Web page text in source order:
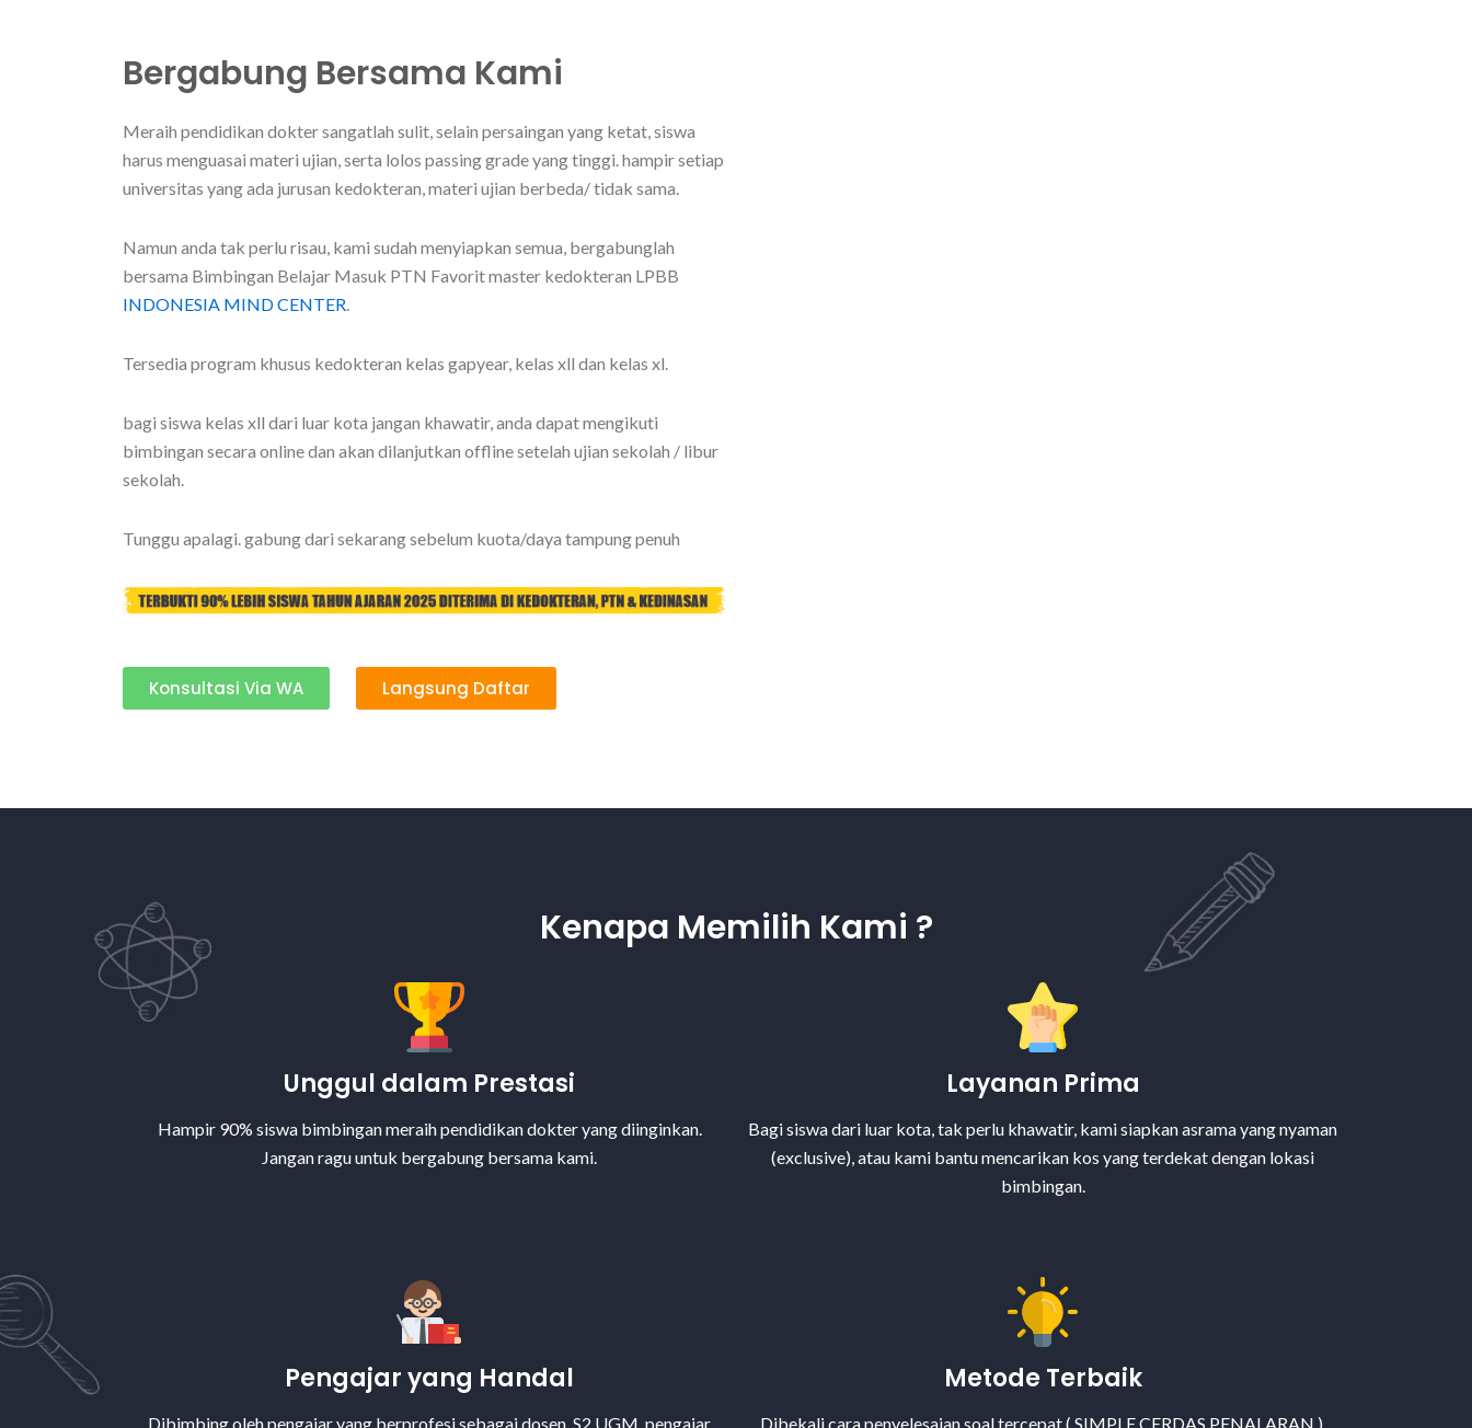
Bergabung Bersama Kami
Meraih pendidikan dokter sangatlah sulit, selain persaingan yang ketat, siswa
harus menguasai materi ujian, serta lolos passing grade yang tinggi. hampir setiap
universitas yang ada jurusan kedokteran, materi ujian berbeda/ tidak sama.
Namun anda tak perlu risau, kami sudah menyiapkan semua, bergabunglah
bersama Bimbingan Belajar Masuk PTN Favorit master kedokteran LPBB
INDONESIA MIND CENTER.
Tersedia program khusus kedokteran kelas gapyear, kelas xll dan kelas xl.
bagi siswa kelas xll dari luar kota jangan khawatir, anda dapat mengikuti
bimbingan secara online dan akan dilanjutkan offline setelah ujian sekolah / libur
sekolah.
Tunggu apalagi. gabung dari sekarang sebelum kuota/daya tampung penuh
Konsultasi Via WA Langsung Daftar
Kenapa Memilih Kami ?
Unggul dalam Prestasi
Hampir 90% siswa bimbingan meraih pendidikan dokter yang diinginkan.
Jangan ragu untuk bergabung bersama kami.
Layanan Prima
Bagi siswa dari luar kota, tak perlu khawatir, kami siapkan asrama yang nyaman
(exclusive), atau kami bantu mencarikan kos yang terdekat dengan lokasi
bimbingan.
Pengajar yang Handal
Dibimbing oleh pengajar yang berprofesi sebagai dosen, S2 UGM, pengajar
Metode Terbaik
Dibekali cara penyelesaian soal tercepat ( SIMPLE CERDAS PENALARAN ),